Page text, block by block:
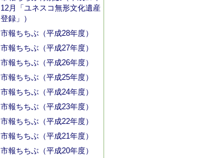
12月「ユネスコ無形文化遺産
登録」）
市報ちちぶ（平成28年度）
市報ちちぶ（平成27年度）
市報ちちぶ（平成26年度）
市報ちちぶ（平成25年度）
市報ちちぶ（平成24年度）
市報ちちぶ（平成23年度）
市報ちちぶ（平成22年度）
市報ちちぶ（平成21年度）
市報ちちぶ（平成20年度）